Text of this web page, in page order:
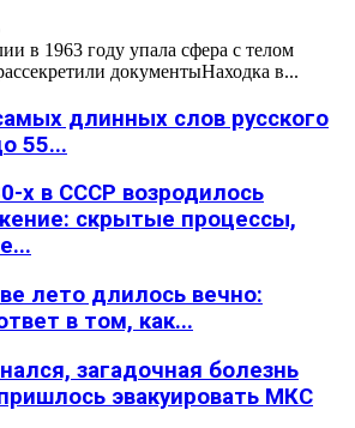
в 1963 году упала сфера с телом
документыНаходка в...
длинных слов русского
55...
х в СССР возродилось
скрытые процессы,
лето длилось вечно:
в том, как...
загадочная болезнь
эвакуировать МКС